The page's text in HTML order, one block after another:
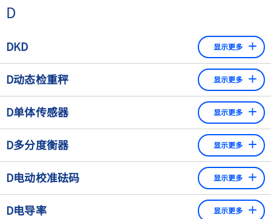
现代EMC称重单元的可实现的精度。SG称重传感器的优
势在于其相对较低的制造成本。
EMC称重单元：单体式称重系统通过电磁力补偿工作。
EMC称重单元用于任何对ACW有特别高速度和/或精度要
求的应用。EMC称重单元的显著优势是其非常高的潜在分
辨率、大的静载荷范围和高速，这主要是通过直接作用于
即将到来的重量的系统位移来实现的，因此可以对负载情
况作出非常快的反应。
茵泰科拥有广泛的称重电子产品组合，可为每种应用提供解
决方案。 范围从简单的称重变送器（可靠地处理来自筒仓和
料斗秤的高精度重量值）到过程和称重指示器（快速准确地
显示重量值）到重量控制器（除了众多接口和选件外，还可
以 提供自己编写应用程序的可能性。 称重电子设备直接或通
过电缆接线盒连接到称重传感器或称重平台。 此外，一台称
重电子设备可以连接多台秤。
更多请参见 "称重电气件
小的结果之间的差异被用来指定这个数量。 ​
D
DKD 显示更多
"Deutscher Kalibrierdienst"（德国校准服务）的缩写。
DKD由众多校准实验室组成，这些实验室由PTB（德国联
邦物理和计量研究所）认证（即测试、批准和审核），并
被认可用于某些需要测量的数量和测试测量仪器（如天平
或秤）或 "材料测量"（如砝码）。
每个实验室将这些仪器的读数或重量与质量标准进行比
较，并出具DKD校准证书，列出结果
DKD证书在主要工业化国家得到认可。
D动态检重秤 显示更多
D单体传感器 显示更多
现代衡器中的部件数量应尽可能少，以减少非线性效应，提
高高分辨率衡器（如EMC称重仪）的精度和可重复性。在我
们的单片称重传感器中可以看出这一原则的一贯实施，其测
量系统仅由一个单一的高精度制造部件组成。
D多分度衡器 显示更多
具有两个或多个称量范围的称重仪器，它们的最大容量和分
度不同。每个范围从零扩展到其各自的最大容量。 ​
D电动校准砝码 显示更多
用于校正/调整高精度天平的内置、半自动或全自动机制。由
于这种内部方法的高精确度，内置的电动校准砝码比外部砝
D电导率 显示更多